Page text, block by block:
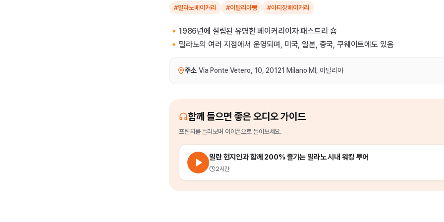
#밀라노베이커리 #이탈리아빵 #아티장베이커리
🔸1986년에 설립된 유명한 베이커리이자 패스트리 숍
🔸밀라노의 여러 지점에서 운영되며, 미국, 일본, 중국, 쿠웨이트에도 있음
주소 Via Ponte Vetero, 10, 20121 Milano MI, 이탈리아
함께 들으면 좋은 오디오 가이드
프린치를들러보며 이어폰으로 들어보세요.
밀란 현지인과 함께 200% 즐기는 밀라노 시내 워킹 투어
2시간